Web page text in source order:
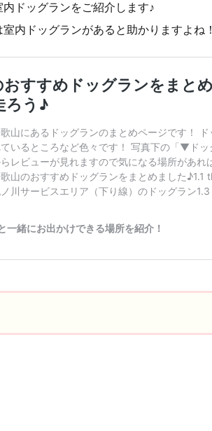
内ドッグランをご紹介します♪
内ドッグランがあると助かりますよね！